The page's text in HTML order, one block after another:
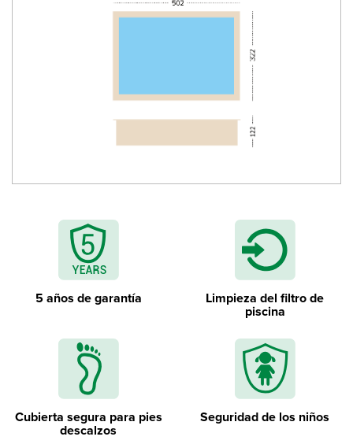
5 años de garantía
Limpieza del filtro de
piscina
Cubierta segura para pies
descalzos
Seguridad de los niños
Desmontable escalera exterior